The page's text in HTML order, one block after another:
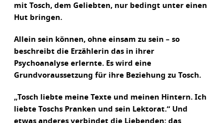
mit Tosch, dem Geliebten, nur bedingt unter einen
Hut bringen.
Allein sein können, ohne einsam zu sein – so
beschreibt die Erzählerin das in ihrer
Psychoanalyse erlernte. Es wird eine
Grundvoraussetzung für ihre Beziehung zu Tosch.
„Tosch liebte meine Texte und meinen Hintern. Ich
liebte Toschs Pranken und sein Lektorat.“ Und
etwas anderes verbindet die Liebenden: das